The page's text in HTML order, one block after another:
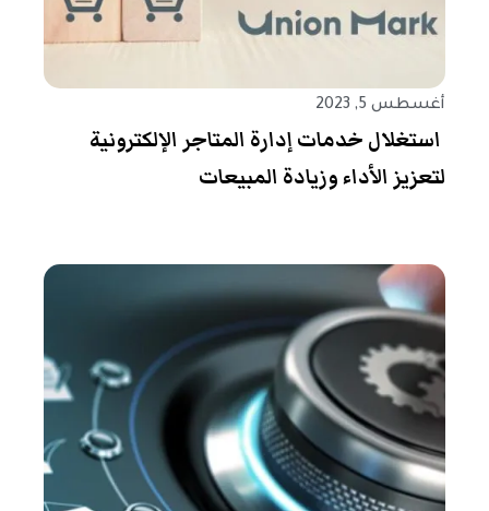
أغسطس 5, 2023
استغلال خدمات إدارة المتاجر الإلكترونية
لتعزيز الأداء وزيادة المبيعات